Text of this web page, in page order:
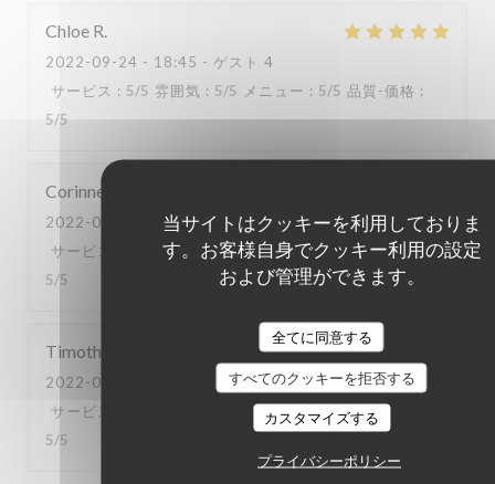
当サイトはクッキーを利用しておりま
す。お客様自身でクッキー利用の設定
および管理ができます。
全てに同意する
すべてのクッキーを拒否する
カスタマイズする
プライバシーポリシー
Chloe R
2022-09-24 - 18:45 - ゲスト 4
サービス : 5/5 雰囲気 : 5/5 メニュー : 5/5 品質-価格 :
5/5
Corinne
2022-09-23
- 21:00 - ゲスト 6
サービス
雰囲気 : 5/5 メニュー: 5/5 品質-価格:
5/5
Timothée
2022-09-23
- 19:00 - ゲスト 2
サービス
メニュー: 5 /5 品質-価格
5/5